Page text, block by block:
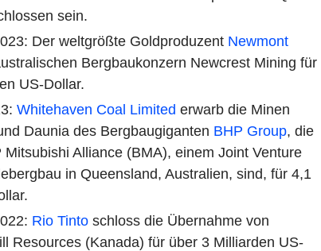
sein.
Der weltgrößte Goldproduzent Newmont
Bergbaukonzern Newcrest Mining für
US-Dollar.
Whitehaven Coal Limited erwarb die Minen
Daunia des Bergbaugiganten BHP Group, die
Mitsubishi Alliance (BMA), einem Joint Venture
in Queensland, Australien, sind, für 4,1
Rio Tintoschloss die Übernahme von
Resources (Kanada) für über 3 Milliarden US-